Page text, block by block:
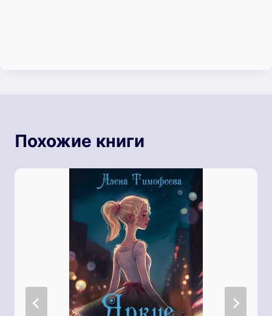
Похожие книги